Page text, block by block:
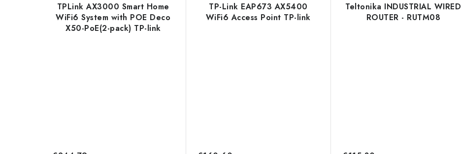
TPLink AX3000 Smart Home
WiFi6 System with POE Deco
X50-PoE(2-pack) TP-link
TP-Link EAP673 AX5400
WiFi6 Access Point TP-link
Teltonika INDUSTRIAL WIRED
ROUTER - RUTM08